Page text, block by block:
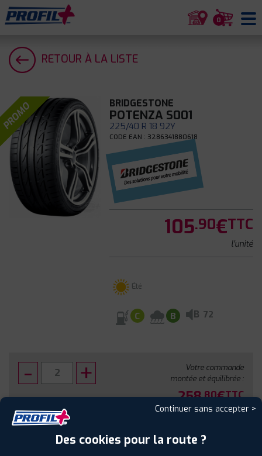
0
RETOUR À LA LISTE
PROMO BRIDGESTONE
POTENZA S001
225/40 R 18 92Y
CODE EAN : 3286341880618
105.90€TTC
l'unité
Été
C B B 72
Votre commande
montée et équilibrée :
258.80€TTC
Continuer sans accepter >
Des cookies pour la route ?